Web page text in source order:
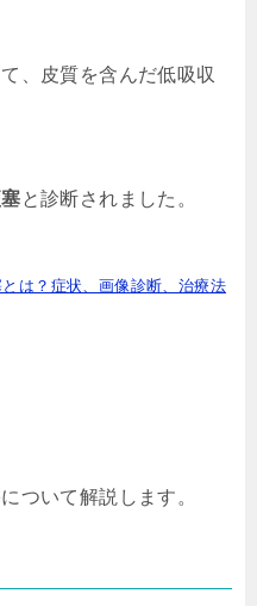
、皮質を含んだ低吸収
と診断されました。
とは？症状、画像診断、治療法
ついて解説します。